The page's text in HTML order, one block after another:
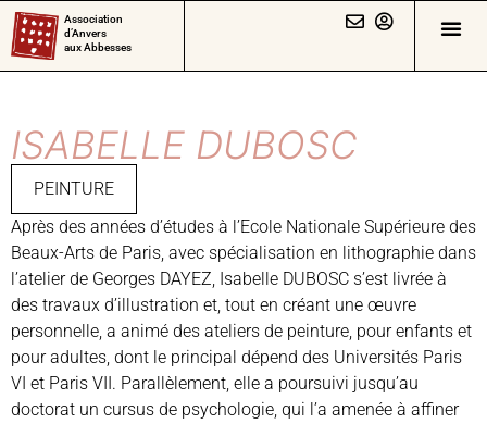
Association
d’Anvers
aux Abbesses
ISABELLE DUBOSC
PEINTURE
Après des années d’études à l’Ecole Nationale Supérieure des
Beaux-Arts de Paris, avec spécialisation en lithographie dans
l’atelier de Georges DAYEZ, Isabelle DUBOSC s’est livrée à
des travaux d’illustration et, tout en créant une œuvre
personnelle, a animé des ateliers de peinture, pour enfants et
pour adultes, dont le principal dépend des Universités Paris
VI et Paris VII. Parallèlement, elle a poursuivi jusqu’au
doctorat un cursus de psychologie, qui l’a amenée à affiner